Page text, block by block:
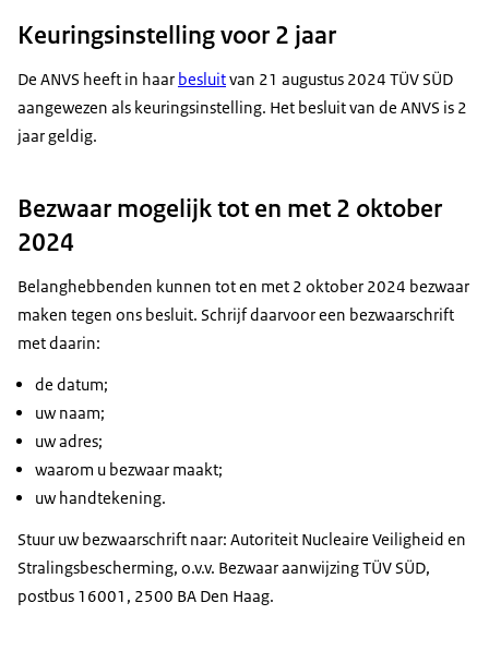
Keuringsinstelling voor 2 jaar
De ANVS heeft in haar besluitvan 21 augustus 2024 TÜV SÜD
aangewezen als keuringsinstelling. Het besluit van de ANVS is 2
jaar geldig.
Bezwaar mogelijk tot en met 2 oktober
2024
Belanghebbenden kunnen tot en met 2 oktober 2024 bezwaar
maken tegen ons besluit. Schrijf daarvoor een bezwaarschrift
met daarin:
de datum;
uw naam;
uw adres;
waarom u bezwaar maakt;
uw handtekening.
Stuur uw bezwaarschrift naar: Autoriteit Nucleaire Veiligheid en
Stralingsbescherming, o.v.v. Bezwaar aanwijzing TÜV SÜD,
postbus 16001, 2500 BA Den Haag.